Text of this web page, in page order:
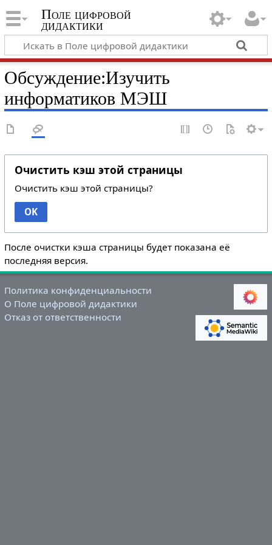
Поле цифровой
дидактики
Обсуждение:Изучить
информатиков МЭШ
Очистить кэш этой страницы
Очистить кэш этой страницы?
OK
После очистки кэша страницы будет показана её
последняя версия.
Политика конфиденциальности
О Поле цифровой дидактики
Отказ от ответственности